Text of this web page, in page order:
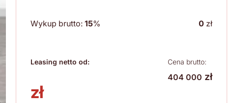
Wykup brutto: 15% 0 zł
Leasing netto od:
zł
Cena brutto:
404 000 zł